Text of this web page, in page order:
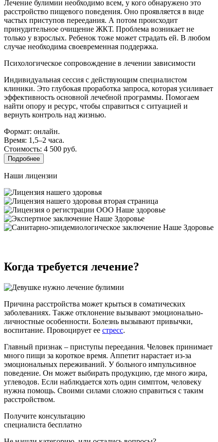
Лечение булимии необходимо всем, у кого обнаружено это
расстройство пищевого поведения. Оно проявляется в виде
частых приступов переедания. А потом происходит
принудительное очищение ЖКТ. Проблема возникает не
только у взрослых. Ребенок тоже может страдать ей. В любом
случае необходима своевременная поддержка.
Психологическое сопровождение в лечении зависимости
Индивидуальная сессия с действующим специалистом
клиники. Это глубокая проработка запроса, которая усиливает
эффективность основной лечебной программы. Помогаем
найти опору и ресурс, чтобы справиться с ситуацией и
вернуть контроль над жизнью.
Формат: онлайн.
Время: 1,5–2 часа.
Стоимость: 4 500 руб.
Подробнее
Наши лицензии
Когда требуется лечение?
Причина расстройства может крыться в соматических
заболеваниях. Также отклонение вызывают эмоционально-
личностные особенности. Болезнь вызывают привычки,
воспитание. Провоцирует ее стресс.
Главный признак – приступы переедания. Человек принимает
много пищи за короткое время. Аппетит нарастает из-за
эмоциональных переживаний. У больного импульсивное
поведение. Он может выбирать продукцию, где много жира,
углеводов. Если наблюдается хоть один симптом, человеку
нужна помощь. Своими силами сложно справиться с таким
расстройством.
Получите консультацию
специалиста бесплатно